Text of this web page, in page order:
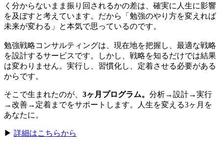
く分からないまま振り回されるかの差は、確実に人生に影響
を及ぼすと考えています。だから「勉強のやり方を変えれば
未来が変わる」と本気で思っているのです。
勉強戦略コンサルティングは、現在地を把握し、最適な戦略
を設計するサービスです。しかし、戦略を知るだけでは結果
は変わりません。実行し、習慣化し、定着させる必要がある
からです。
そこで生まれたのが、 3ヶ月プログラム。 分析→設計→実行
→改善→定着までをサポートします。人生を変える3ヶ月を
あなたに。
▶ 詳細はこちらから